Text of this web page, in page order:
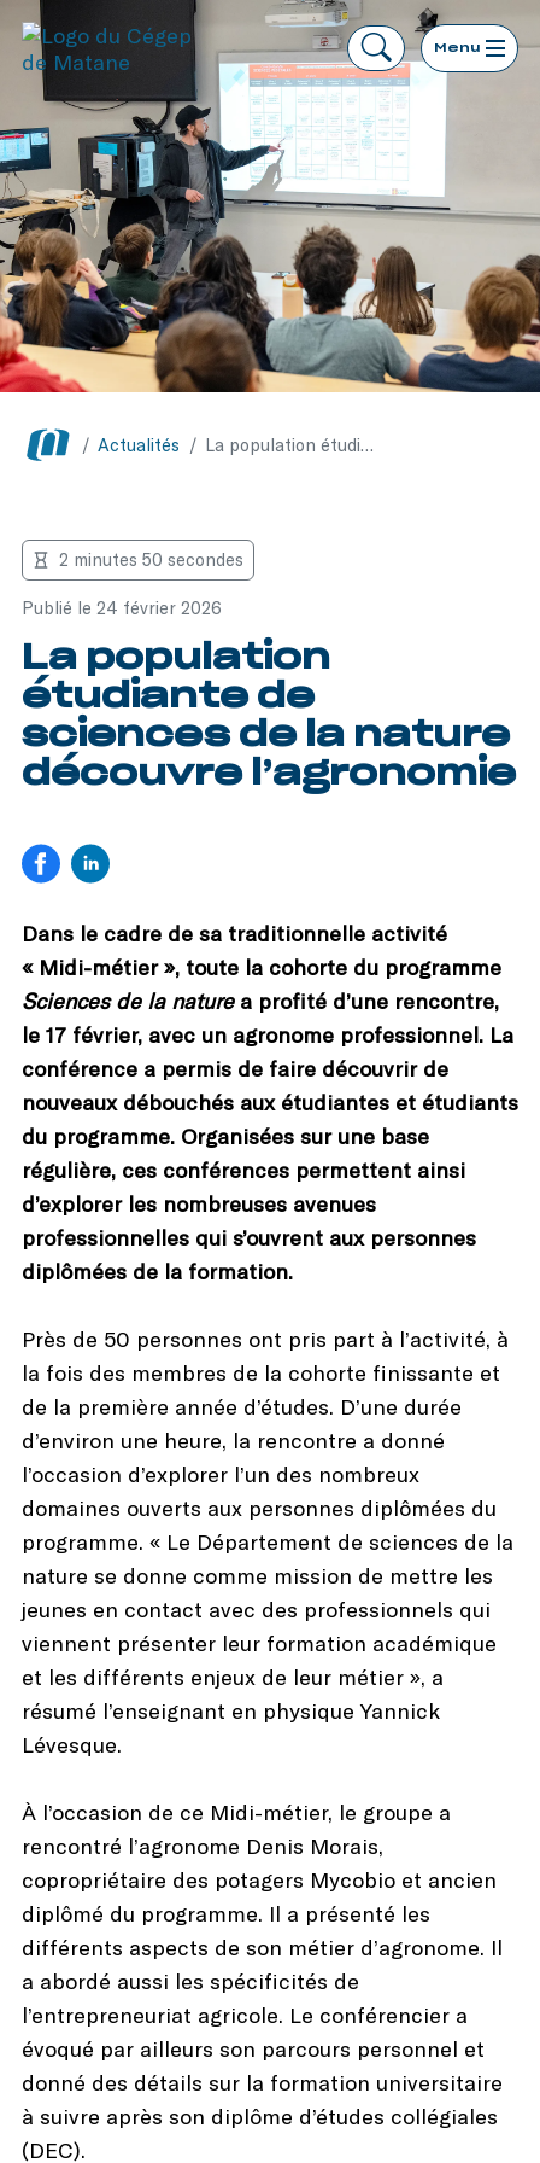
Menu
/ Actualités / La population étudiante de sciences de la nature découvre l’agronomie
Publié le 24 février 2026
2 minutes 50 secondes
La population
étudiante de
sciences de la nature
découvre l’agronomie
Dans le cadre de sa traditionnelle activité
« Midi-métier », toute la cohorte du programme
Sciences de la naturea profité d’une rencontre,
le 17 février, avec un agronome professionnel. La
conférence a permis de faire découvrir de
nouveaux débouchés aux étudiantes et étudiants
du programme. Organisées sur une base
régulière, ces conférences permettent ainsi
d’explorer les nombreuses avenues
professionnelles qui s’ouvrent aux personnes
diplômées de la formation.
Près de 50 personnes ont pris part à l’activité, à
la fois des membres de la cohorte finissante et
de la première année d’études. D’une durée
d’environ une heure, la rencontre a donné
l’occasion d’explorer l’un des nombreux
domaines ouverts aux personnes diplômées du
programme. « Le Département de sciences de la
nature se donne comme mission de mettre les
jeunes en contact avec des professionnels qui
viennent présenter leur formation académique
et les différents enjeux de leur métier », a
résumé l’enseignant en physique Yannick
Lévesque.
À l’occasion de ce Midi-métier, le groupe a
rencontré l’agronome Denis Morais,
copropriétaire des potagers Mycobio et ancien
diplômé du programme. Il a présenté les
différents aspects de son métier d’agronome. Il
a abordé aussi les spécificités de
l’entrepreneuriat agricole. Le conférencier a
évoqué par ailleurs son parcours personnel et
donné des détails sur la formation universitaire
à suivre après son diplôme d’études collégiales
(DEC).